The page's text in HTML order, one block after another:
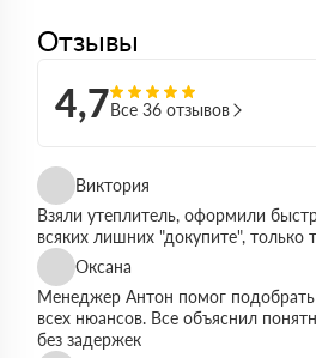
Отзывы
4,7Все 36 отзывов
Виктория
Взяли утеплитель, оформили
всяких лишних "докупите",
Оксана
Менеджер Антон помог подобрать
всех нюансов. Все объяснил
без задержек